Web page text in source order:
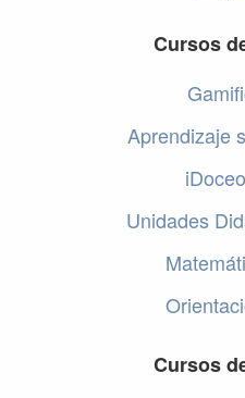
Cursos
Aprendizaje
Unidades
Cursos